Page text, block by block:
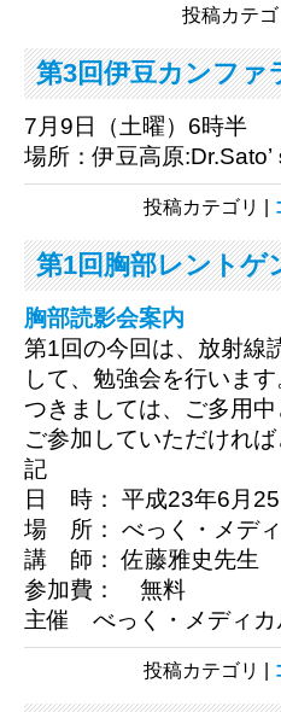
投稿カテゴ
第3回伊豆カンファ
7月9日（土曜）6時半
場所：伊豆高原
投稿カテゴリ |
第1回胸部レントゲ
胸部読影会案内
第1回の今回は、放射線
して、勉強会を行います
つきましては、ご多用
ご参加していただけれ
記
日 時：
平成23年6 月 25
場 所：
べっく・メデ
講 師：
佐藤雅史先生
参加費： 無料
主催 べっく・メディカ
投稿カテゴリ |